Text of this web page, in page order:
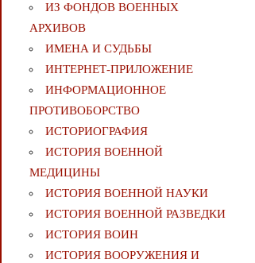
ИЗ ФОНДОВ ВОЕННЫХ
АРХИВОВ
ИМЕНА И СУДЬБЫ
ИНТЕРНЕТ-ПРИЛОЖЕНИЕ
ИНФОРМАЦИОННОЕ
ПРОТИВОБОРСТВО
ИСТОРИОГРАФИЯ
ИСТОРИЯ ВОЕННОЙ
МЕДИЦИНЫ
ИСТОРИЯ ВОЕННОЙ НАУКИ
ИСТОРИЯ ВОЕННОЙ РАЗВЕДКИ
ИСТОРИЯ ВОИН
ИСТОРИЯ ВООРУЖЕНИЯ И